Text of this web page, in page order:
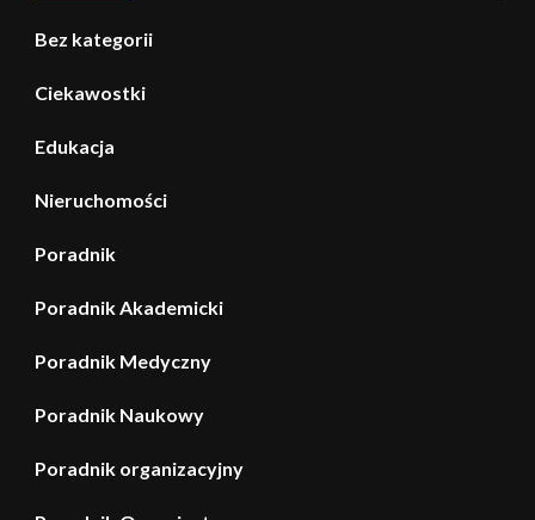
Bez kategorii
Ciekawostki
Edukacja
Nieruchomości
Poradnik
Poradnik Akademicki
Poradnik Medyczny
Poradnik Naukowy
Poradnik organizacyjny